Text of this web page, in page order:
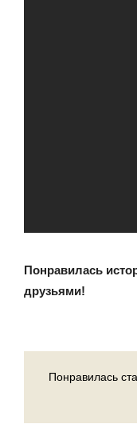
Понравилась
друзьями!
Понравилась